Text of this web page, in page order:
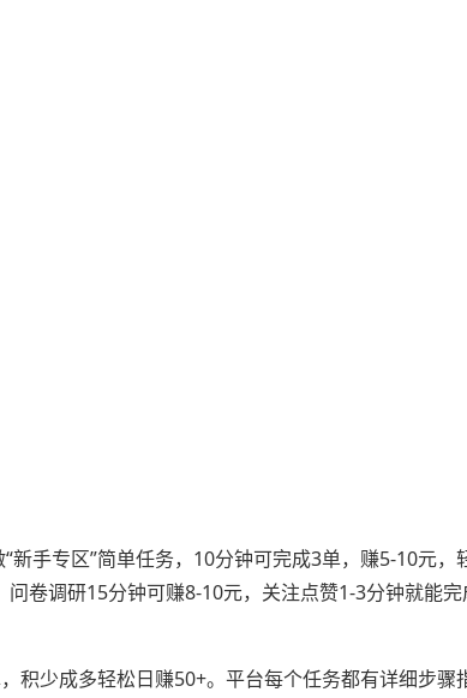
手专区”简单任务，10分钟可完成3单，赚5-10元，
卷调研15分钟可赚8-10元，关注点赞1-3分钟就能
积少成多轻松日赚50+。平台每个任务都有详细步骤